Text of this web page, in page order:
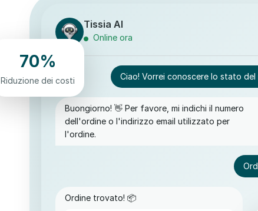
Tissia AI
Online ora
Ciao! Vorrei conoscere lo stato del
Buongiorno! 👋 Per favore, mi indichi il numero
dell'ordine o l'indirizzo email utilizzato per
l'ordine.
Ordine trovato! 📦
70%
Riduzione dei costi